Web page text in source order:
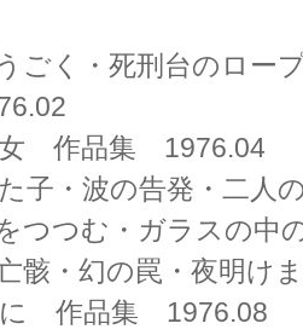
く・死刑台のロー
女 作品集 1976.04
子・波の告発・二人
つむ・ガラスの中
・幻の罠・夜明け
に 作品集 1976.08